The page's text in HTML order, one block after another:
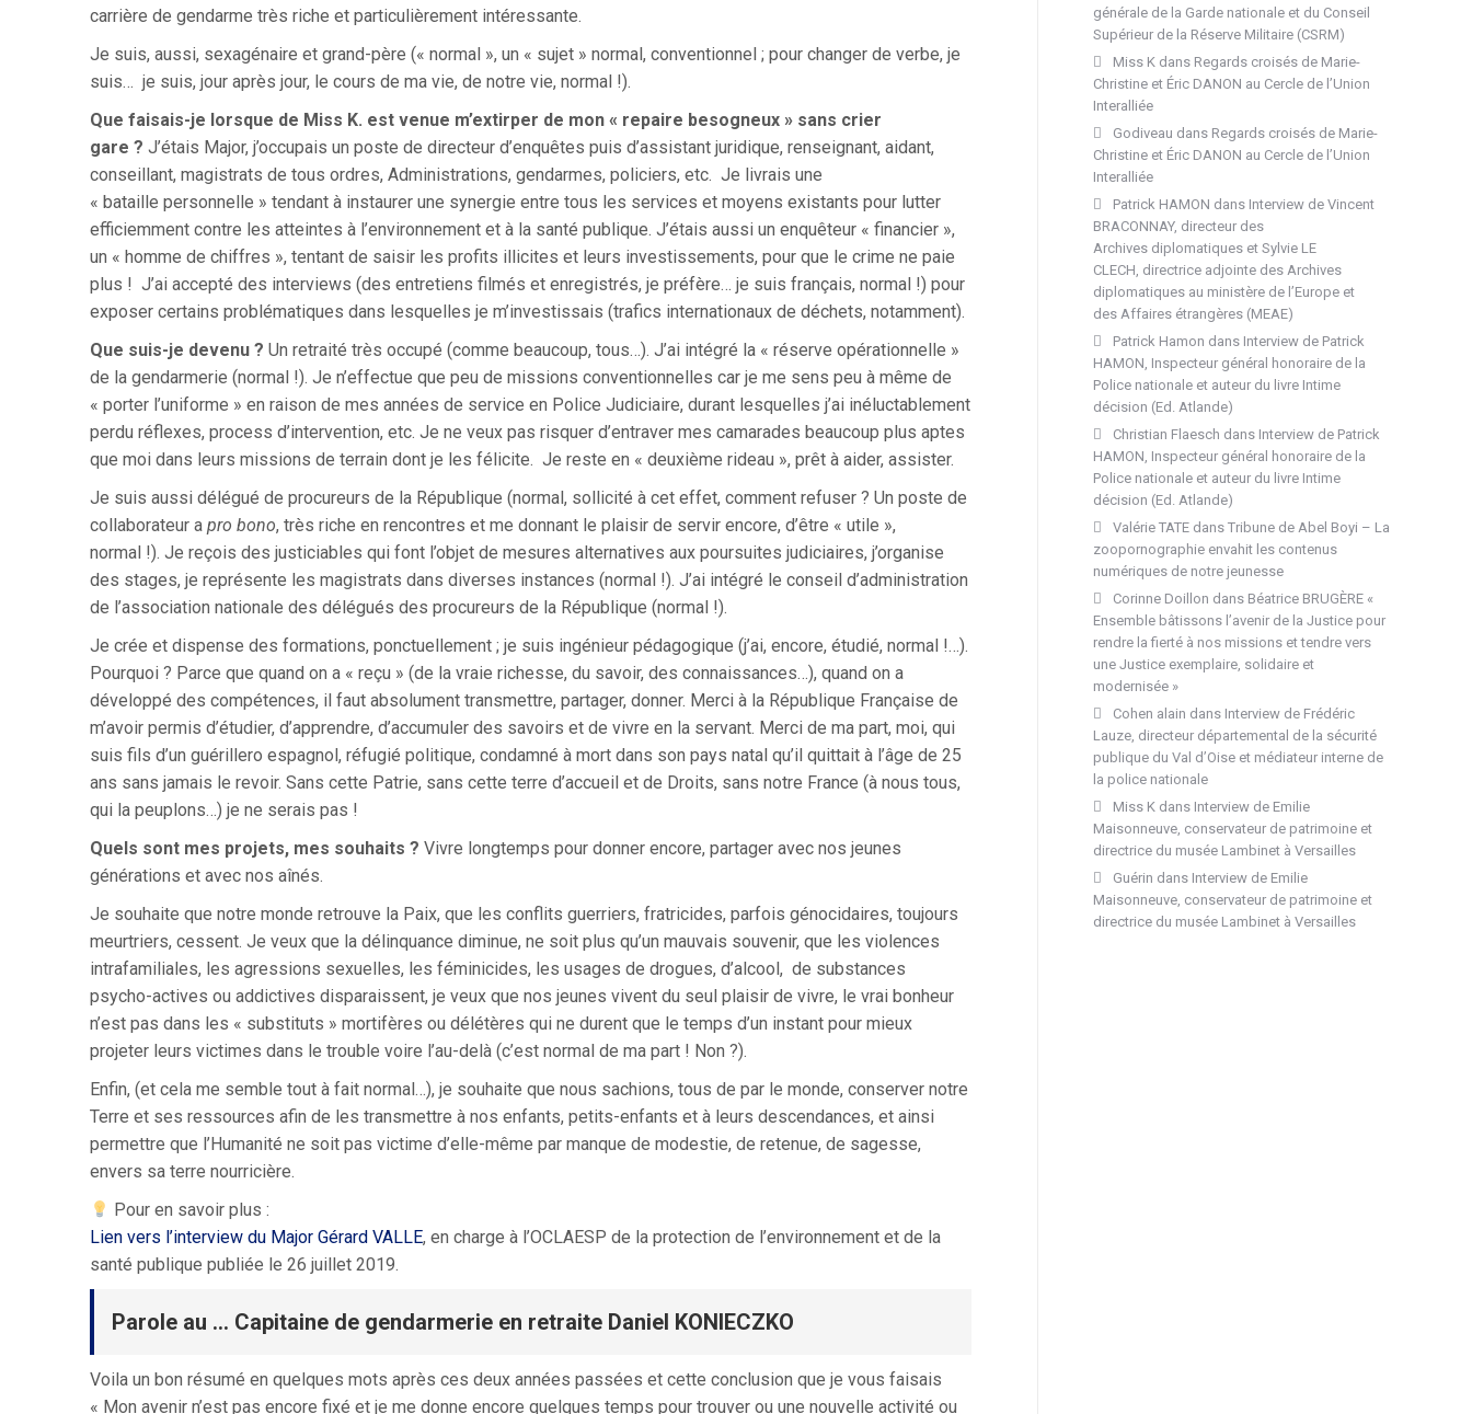
carrière de gendarme très riche et particulièrement intéressante.
Je suis, aussi, sexagénaire et grand-père (« normal », un « sujet » normal, conventionnel ; pour changer de verbe, je
suis… je suis, jour après jour, le cours de ma vie, de notre vie, normal !).
Que faisais-je lorsque de Miss K. est venue m’extirper de mon « repaire besogneux » sans crier
gare ? J’étais Major, j’occupais un poste de directeur d’enquêtes puis d’assistant juridique, renseignant, aidant,
conseillant, magistrats de tous ordres, Administrations, gendarmes, policiers, etc. Je livrais une
« bataille personnelle » tendant à instaurer une synergie entre tous les services et moyens existants pour lutter
efficiemment contre les atteintes à l’environnement et à la santé publique. J’étais aussi un enquêteur « financier »,
un « homme de chiffres », tentant de saisir les profits illicites et leurs investissements, pour que le crime ne paie
plus ! J’ai accepté des interviews (des entretiens filmés et enregistrés, je préfère… je suis français, normal !) pour
exposer certains problématiques dans lesquelles je m’investissais (trafics internationaux de déchets, notamment).
Que suis-je devenu ? Un retraité très occupé (comme beaucoup, tous…). J’ai intégré la « réserve opérationnelle »
de la gendarmerie (normal !). Je n’effectue que peu de missions conventionnelles car je me sens peu à même de
« porter l’uniforme » en raison de mes années de service en Police Judiciaire, durant lesquelles j’ai inéluctablement
perdu réflexes, process d’intervention, etc. Je ne veux pas risquer d’entraver mes camarades beaucoup plus aptes
que moi dans leurs missions de terrain dont je les félicite. Je reste en « deuxième rideau », prêt à aider, assister.
Je suis aussi délégué de procureurs de la République (normal, sollicité à cet effet, comment refuser ? Un poste de
collaborateur a pro bono, très riche en rencontres et me donnant le plaisir de servir encore, d’être « utile »,
normal !). Je reçois des justiciables qui font l’objet de mesures alternatives aux poursuites judiciaires, j’organise
des stages, je représente les magistrats dans diverses instances (normal !). J’ai intégré le conseil d’administration
de l’association nationale des délégués des procureurs de la République (normal !).
Je crée et dispense des formations, ponctuellement ; je suis ingénieur pédagogique (j’ai, encore, étudié, normal !…).
Pourquoi ? Parce que quand on a « reçu » (de la vraie richesse, du savoir, des connaissances…), quand on a
développé des compétences, il faut absolument transmettre, partager, donner. Merci à la République Française de
m’avoir permis d’étudier, d’apprendre, d’accumuler des savoirs et de vivre en la servant. Merci de ma part, moi, qui
suis fils d’un guérillero espagnol, réfugié politique, condamné à mort dans son pays natal qu’il quittait à l’âge de 25
ans sans jamais le revoir. Sans cette Patrie, sans cette terre d’accueil et de Droits, sans notre France (à nous tous,
qui la peuplons…) je ne serais pas !
Quels sont mes projets, mes souhaits ? Vivre longtemps pour donner encore, partager avec nos jeunes
générations et avec nos aînés.
Je souhaite que notre monde retrouve la Paix, que les conflits guerriers, fratricides, parfois génocidaires, toujours
meurtriers, cessent. Je veux que la délinquance diminue, ne soit plus qu’un mauvais souvenir, que les violences
intrafamiliales, les agressions sexuelles, les féminicides, les usages de drogues, d’alcool, de substances
psycho-actives ou addictives disparaissent, je veux que nos jeunes vivent du seul plaisir de vivre, le vrai bonheur
n’est pas dans les « substituts » mortifères ou délétères qui ne durent que le temps d’un instant pour mieux
projeter leurs victimes dans le trouble voire l’au-delà (c’est normal de ma part ! Non ?).
Enfin, (et cela me semble tout à fait normal…), je souhaite que nous sachions, tous de par le monde, conserver notre
Terre et ses ressources afin de les transmettre à nos enfants, petits-enfants et à leurs descendances, et ainsi
permettre que l’Humanité ne soit pas victime d’elle-même par manque de modestie, de retenue, de sagesse,
envers sa terre nourricière.
Pour en savoir plus :
Lien vers l’interview du Major Gérard VALLE, en charge à l’OCLAESP de la protection de l’environnement et de la
santé publique publiée le 26 juillet 2019.
Parole au … Capitaine de gendarmerie en retraite Daniel KONIECZKO
Voila un bon résumé en quelques mots après ces deux années passées et cette conclusion que je vous faisais
« Mon avenir n’est pas encore fixé et je me donne encore quelques temps pour trouver ou une nouvelle activité ou
générale de la Garde nationale et du Conseil
Supérieur de la Réserve Militaire (CSRM)
Miss K dans Regards croisés de Marie-
Christine et Éric DANON au Cercle de l’Union
Interalliée
Godiveau dans Regards croisés de Marie-
Christine et Éric DANON au Cercle de l’Union
Interalliée
Patrick HAMON dans Interview de Vincent
BRACONNAY, directeur des
Archives diplomatiques et Sylvie LE
CLECH, directrice adjointe des Archives
diplomatiques au ministère de l’Europe et
des Affaires étrangères (MEAE)
Patrick Hamon dans Interview de Patrick
HAMON, Inspecteur général honoraire de la
Police nationale et auteur du livre Intime
décision (Ed. Atlande)
Christian Flaesch dans Interview de Patrick
HAMON, Inspecteur général honoraire de la
Police nationale et auteur du livre Intime
décision (Ed. Atlande)
Valérie TATE dans Tribune de Abel Boyi – La
zoopornographie envahit les contenus
numériques de notre jeunesse
Corinne Doillon dans Béatrice BRUGÈRE «
Ensemble bâtissons l’avenir de la Justice pour
rendre la fierté à nos missions et tendre vers
une Justice exemplaire, solidaire et
modernisée »
Cohen alain dans Interview de Frédéric
Lauze, directeur départemental de la sécurité
publique du Val d’Oise et médiateur interne de
la police nationale
Miss K dans Interview de Emilie
Maisonneuve, conservateur de patrimoine et
directrice du musée Lambinet à Versailles
Guérin dans Interview de Emilie
Maisonneuve, conservateur de patrimoine et
directrice du musée Lambinet à Versailles